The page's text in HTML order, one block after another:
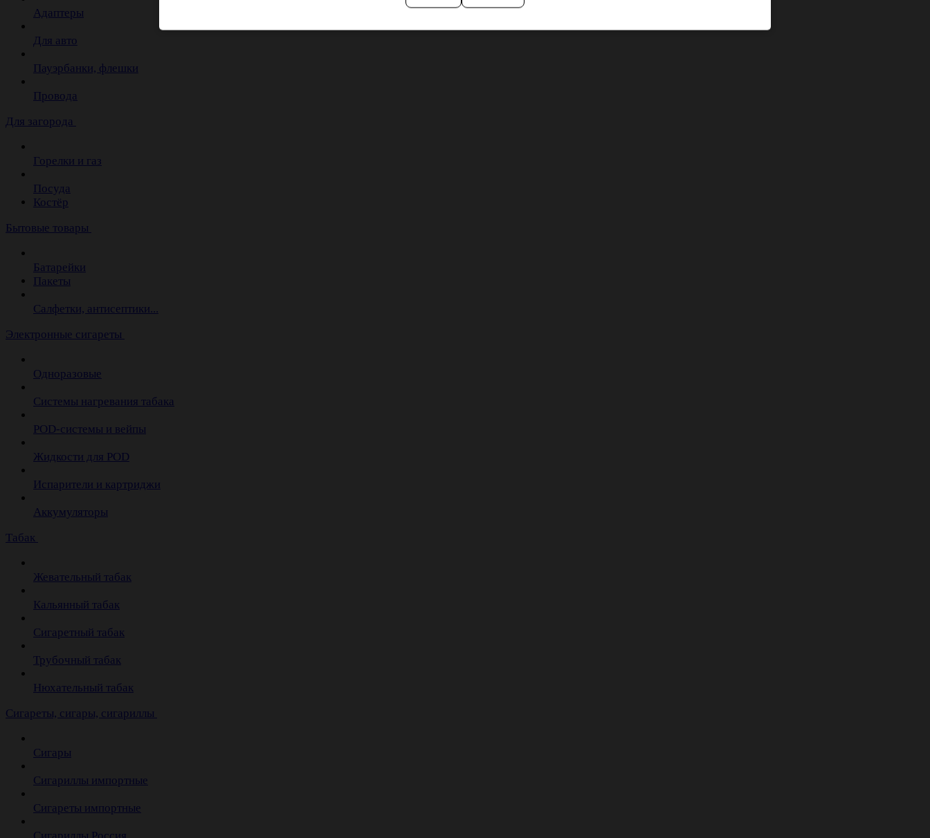
Адаптеры
Для авто
Пауэрбанки, флешки
Провода
Для загорода
Горелки и газ
Посуда
Костёр
Бытовые товары
Батарейки
Пакеты
Салфетки, антисептики...
Электронные сигареты
Одноразовые
Системы нагревания табака
POD-системы и вейпы
Жидкости для POD
Испарители и картриджи
Аккумуляторы
Табак
Жевательный табак
Кальянный табак
Сигаретный табак
Трубочный табак
Нюхательный табак
Cигареты, сигары, сигариллы
Сигары
Сигариллы импортные
Сигареты импортные